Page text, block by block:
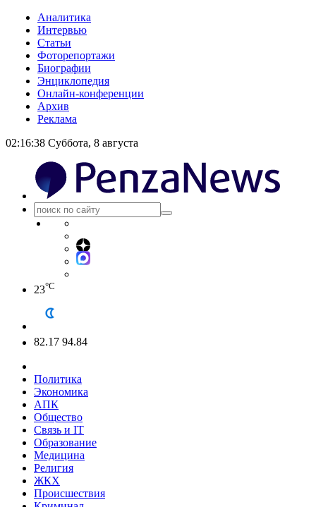
Аналитика
Интервью
Статьи
Фоторепортажи
Биографии
Энциклопедия
Онлайн-конференции
Архив
Реклама
02:16:39 Суббота, 8 августа
23°C
82.17 94.84
Политика
Экономика
АПК
Общество
Связь и IT
Образование
Медицина
Религия
ЖКХ
Происшествия